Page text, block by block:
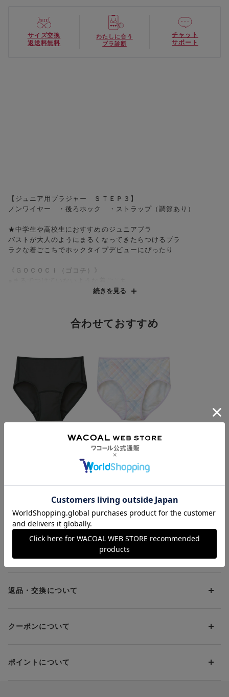
サイズ交換
返送料無料
わたしに合う
ブラ診断
チャット
サポート
【ジュニア用ブラジャー ＳＴＥＰ３】
ノンワイヤー ・後ろホック ・ストラップ（調節あり）
★中学生や高校生におすすめのジュニアブラ
バストが大人のようにまるくなってきたらつけるブラ
ラクな着ごこちでホックタイプデビューにぴったり
《ＧＯＣＯＣｉ（ゴコチ）》
伸びのよい素材を使用し、カップ部分は接着手法によるフラッ
●ジュニアの体型特徴を考えた設計
カップ上辺とバック上辺はフリーカッティング仕様
下辺にゴムを使用し、やさしくささえて、ラクなつけごこち
調節できるストラップと後ろホックで成長期のジュニアのから
だにフィット
・IV、BLカラーはナイロン混ベアスムース素材
CRカラーはナイロン混ベアスムースプリント(チェック)
カジュアルなチェックをやさしいカラーで表現した可憐で少し
大人っぽいプリントグループ
・ノンワイヤー ジュニア用ピーナッツ型パッド使用、後ろホッ
ク、ストラップ（調節あり)
・BLカラーはサニタリーショーツ(CYX154)とコーディネイト可
CRカラーはショーツ(CZQ654)とコーディネイト可能
・ホック２段３調節
・取扱い表示を身生地にプリントしているので、肌あたりがやさ
続きを見る
合わせておすすめ
ー（ジュニア専用）
ジュニアサニタリーシ
ョーツ
ワコール_ジュニア
ＧＯＣＯＣｉ（ジュニ
ア専用） ジュニアシ
お支払方法について
お支払い方法は下記よりお選びいただけます。
代金引換
PayPay
楽天ペイ
※商品や条件により、一部ご利用いただけないお支払方法がござ
（税込）（全国一律）をご負担いただきます。
す。
返品・交換について
ブラジャー・靴・スポーツタイツ(CW-X)・一部マタニティ商品
い」をご利用ください。ただし、セール商品は返送料無料の対
象外です。
クーポンについて
クーポン利用方法について
クーポン利用欄の『クーポンを利用する』にチェックし、取得
ポイントについて